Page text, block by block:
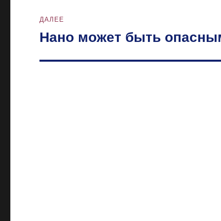
ДАЛЕЕ
Следующая
Нано может быть